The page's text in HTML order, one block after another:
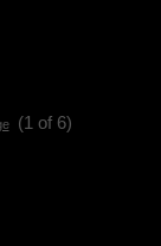
(1 of 6)